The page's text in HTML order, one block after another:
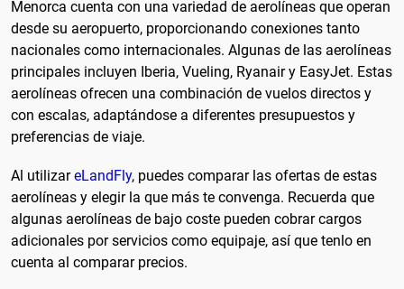
Menorca cuenta con una variedad de aerolíneas que operan
desde su aeropuerto, proporcionando conexiones tanto
nacionales como internacionales. Algunas de las aerolíneas
principales incluyen Iberia, Vueling, Ryanair y EasyJet. Estas
aerolíneas ofrecen una combinación de vuelos directos y
con escalas, adaptándose a diferentes presupuestos y
preferencias de viaje.
Al utilizareLandFly, puedes comparar las ofertas de estas
aerolíneas y elegir la que más te convenga. Recuerda que
algunas aerolíneas de bajo coste pueden cobrar cargos
adicionales por servicios como equipaje, así que tenlo en
cuenta al comparar precios.